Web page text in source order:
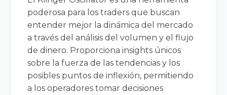
poderosa para los traders que buscan
entender mejor la dinámica del mercado
a través del análisis del volumen y el flujo
de dinero. Proporciona insights únicos
sobre la fuerza de las tendencias y los
posibles puntos de inflexión, permitiendo
a los operadores tomar decisiones